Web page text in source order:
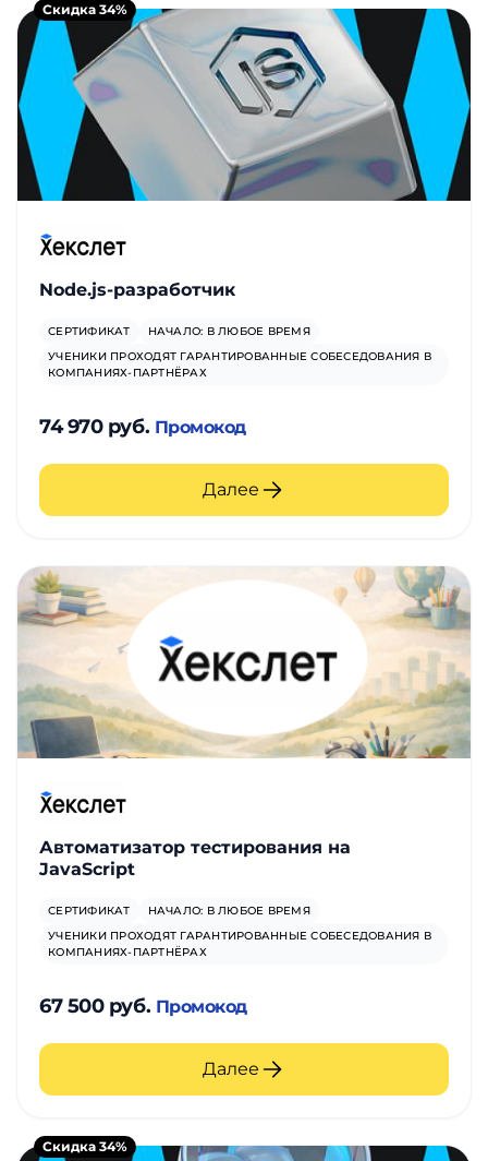
Node.js-разработчик
СЕРТИФИКАТ
НАЧАЛО: В ЛЮБОЕ ВРЕМЯ
УЧЕНИКИ ПРОХОДЯТ ГАРАНТИРОВАННЫЕ СОБЕСЕДОВАНИЯ В
КОМПАНИЯХ-ПАРТНЁРАХ
74 970 руб. Промокод
Далее
Скидка 34%
Автоматизатор тестирования на
JavaScript
СЕРТИФИКАТ
НАЧАЛО: В ЛЮБОЕ ВРЕМЯ
УЧЕНИКИ ПРОХОДЯТ ГАРАНТИРОВАННЫЕ СОБЕСЕДОВАНИЯ В
КОМПАНИЯХ-ПАРТНЁРАХ
67 500 руб. Промокод
Далее
Скидка 34%